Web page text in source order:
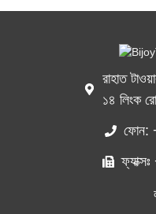
রাহাত
১৪ লিংক
ফোন: